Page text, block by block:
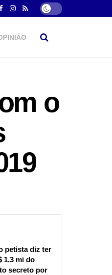
o
petista diz ter
1,3 mi do
secreto por